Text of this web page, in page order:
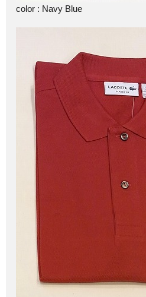
color : Navy Blue